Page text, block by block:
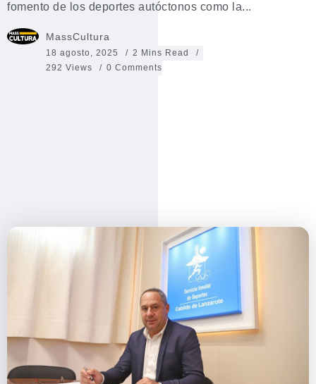
fomento de los deportes autóctonos como la...
MassCultura
18 agosto, 2025
2 Mins Read
292 Views
0 Comments